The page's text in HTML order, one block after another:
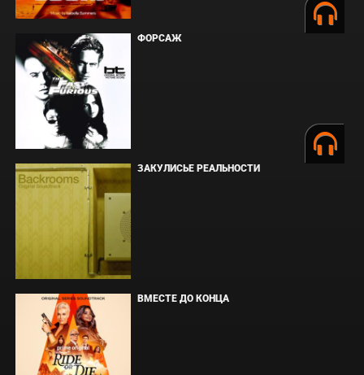
ФОРСАЖ
ЗАКУЛИСЬЕ РЕАЛЬНОСТИ
ВМЕСТЕ ДО КОНЦА